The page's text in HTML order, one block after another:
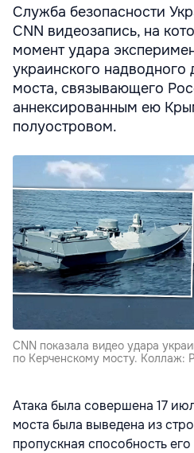
Служба безопасности
CNN видеозапись, на
момент удара
украинского
моста, связывающего
аннексированным ею
полуостровом.
CNN показала видео удара
по Керченскому мосту. Коллаж:
Атака была совершена 17
моста была выведена из
пропускная способность